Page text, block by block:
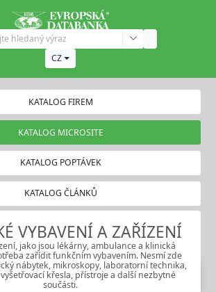
CZ
KATALOG FIREM
KATALOG MICROSITE
KATALOG POPTÁVEK
KATALOG ČLÁNKŮ
VYBAVENÍ A ZAŘÍZENÍ
jako jsou lékárny, ambulance a klinická
zařídit funkčním vybavením. Nesmí zde
nábytek, mikroskopy, laboratorní technika,
křesla, přístroje a další nezbytné
součásti.